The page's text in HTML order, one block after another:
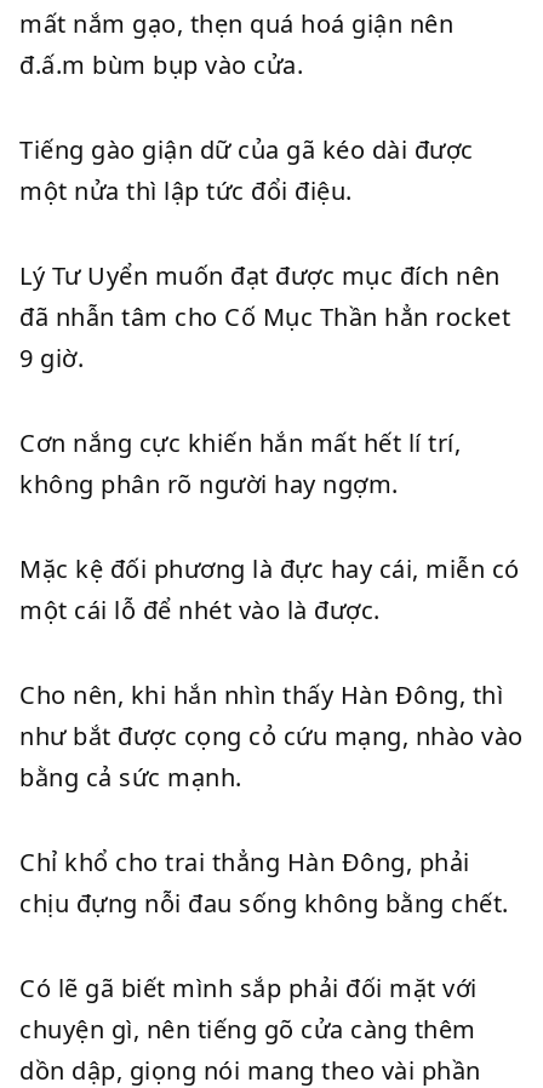
mất nắm gạo, thẹn quá hoá giận nên
đ.ấ.m bùm bụp vào cửa.
Tiếng gào giận dữ của gã kéo dài được
một nửa thì lập tức đổi điệu.
Lý Tư Uyển muốn đạt được mục đích nên
đã nhẫn tâm cho Cố Mục Thần hẳn rocket
9 giờ.
Cơn nắng cực khiến hắn mất hết lí trí,
không phân rõ người hay ngợm.
Mặc kệ đối phương là đực hay cái, miễn có
một cái lỗ để nhét vào là được.
Cho nên, khi hắn nhìn thấy Hàn Đông, thì
như bắt được cọng cỏ cứu mạng, nhào vào
bằng cả sức mạnh.
Chỉ khổ cho trai thẳng Hàn Đông, phải
chịu đựng nỗi đau sống không bằng chết.
Có lẽ gã biết mình sắp phải đối mặt với
chuyện gì, nên tiếng gõ cửa càng thêm
dồn dập, giọng nói mang theo vài phần